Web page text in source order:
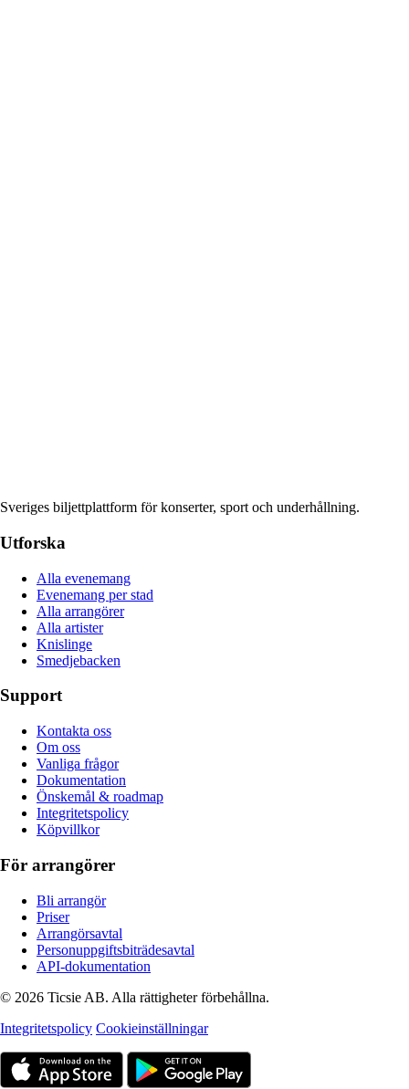
Sveriges biljettplattform för konserter, sport och underhållning.
Utforska
Alla evenemang
Evenemang per stad
Alla arrangörer
Alla artister
Knislinge
Smedjebacken
Support
Kontakta oss
Om oss
Vanliga frågor
Dokumentation
Önskemål & roadmap
Integritetspolicy
Köpvillkor
För arrangörer
Bli arrangör
Priser
Arrangörsavtal
Personuppgiftsbiträdesavtal
API-dokumentation
© 2026 Ticsie AB. Alla rättigheter förbehållna.
Integritetspolicy Cookieinställningar